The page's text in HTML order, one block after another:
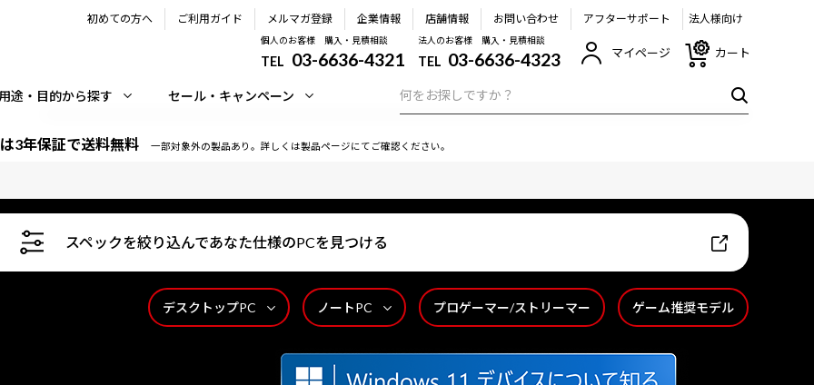
初めての方へ ご利用ガイド メルマガ登録 企業情報 店舗情報 お問い合わせ アフターサポート 法人様向け
個人のお客様 購入・見積相談
TEL 03-6636-4321
法人のお客様 購入・見積相談
TEL 03-6636-4323 マイページ カート
途・目的から探す セール・キャンペーン
3年保証で送料無料 一部対象外の製品あり。詳しくは製品ページにてご確認ください。
スペックを絞り込んであなた仕様のPCを見つける
デスクトップPC ノートPC プロゲーマー/ストリーマー ゲーム推奨モデル